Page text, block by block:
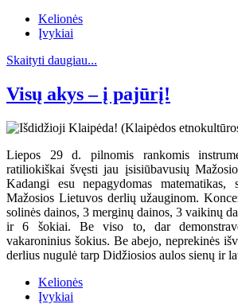
Kelionės
Įvykiai
Skaityti daugiau...
Visų akys – į pajūrį!
Liepos 29 d. pilnomis rankomis
ratiliokiškai švęsti jau įsisiūbavusių
Kadangi esu nepagydomas
Mažosios Lietuvos derlių užauginom.
solinės dainos, 3 merginų dainos, 3 vaikinų
ir 6 šokiai. Be viso to, dar
vakaroninius šokius. Be abejo, neprekinės
derlius nugulė tarp Didžiosios aulos sienų ir
Kelionės
Įvykiai